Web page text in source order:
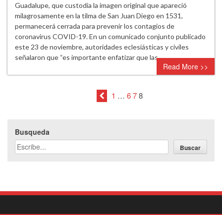
Guadalupe, que custodia la imagen original que apareció
milagrosamente en la tilma de San Juan Diego en 1531,
permanecerá cerrada para prevenir los contagios de
coronavirus COVID-19. En un comunicado conjunto publicado
este 23 de noviembre, autoridades eclesiásticas y civiles
señalaron que “es importante enfatizar que las…
Read More >>
1 … 678
Busqueda
Buscar